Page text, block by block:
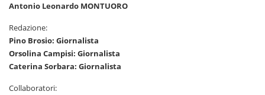
Antonio Leonardo MONTUORO
Redazione:
Pino Brosio: Giornalista
Orsolina Campisi: Giornalista
Caterina Sorbara: Giornalista
Collaboratori: